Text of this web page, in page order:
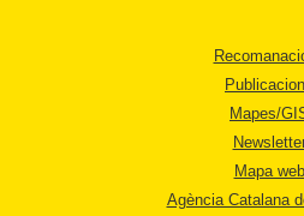
Mapes/
Mapa web
Agència Catalana